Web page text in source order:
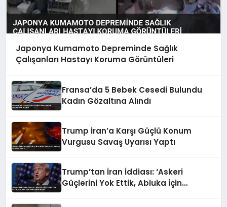
Japonya Kumamoto Depreminde Sağlık
Çalışanları Hastayı Koruma Görüntüleri
Fransa’da 5 Bebek Cesedi Bulundu
Kadın Gözaltına Alındı
Trump İran’a Karşı Güçlü Konum
Vurgusu Savaş Uyarısı Yaptı
Trump’tan İran İddiası: ‘Askeri
Güçlerini Yok Ettik, Abluka İçin